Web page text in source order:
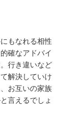
もなれる相性
確なアドバイ
行き違いなど
解決していけ
お互いの家族
言えるでしょ